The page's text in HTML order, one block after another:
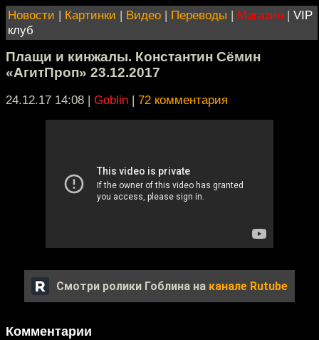
Новости | Картинки | Видео | Переводы | Магазин | VIP
клуб
Плащи и кинжалы. Константин Сёмин
«АгитПроп» 23.12.2017
24.12.17 14:08 | Goblin | 72 комментария
Смотри ролики Гоблина на канале Rutube
Комментарии